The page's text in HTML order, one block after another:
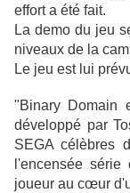
effort a été fait.
La demo du jeu
niveaux de la
Le jeu est lui
"Binary Domain
développé par
SEGA célèbres
l'encensée
joueur au cœur